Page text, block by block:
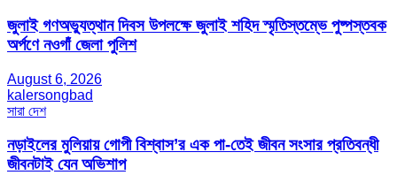
জুলাই গণঅভ্যুত্থান দিবস উপলক্ষে জুলাই শহিদ স্মৃতিস্তম্ভে পুষ্পস্তবক
অর্পণে নওগাঁ জেলা পুলিশ
August 6, 2026
kalersongbad
সারা দেশ
নড়াইলের মুলিয়ায় গোপী বিশ্বাস’র এক পা-তেই জীবন সংসার প্রতিবন্ধী
জীবনটাই যেন অভিশাপ